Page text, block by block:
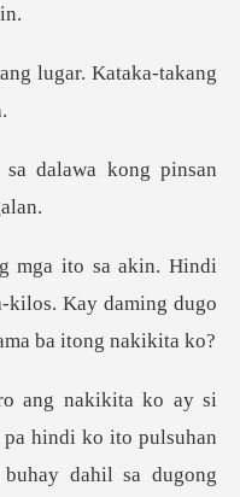
lugar. Kataka-takang
sa dalawa kong pinsan
kilos. Kay daming dugo
hindi ko ito pulsuhan
d